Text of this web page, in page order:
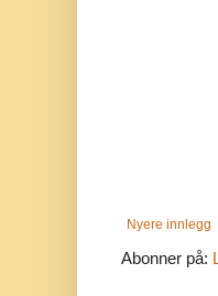
Nyere innlegg
Abonner på: